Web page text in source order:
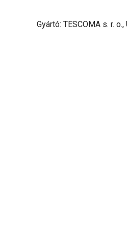
Gyártó: TESCOMA s. r.